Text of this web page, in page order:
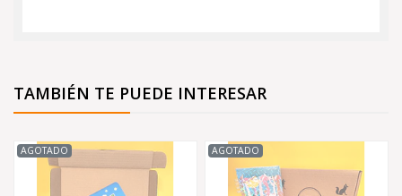
TAMBIÉN TE PUEDE INTERESAR
AGOTADO AGOTADO